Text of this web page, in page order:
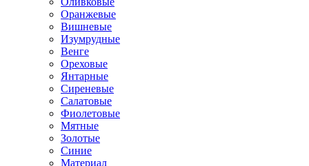
Оранжевые
Вишневые
Изумрудные
Венге
Ореховые
Янтарные
Сиреневые
Салатовые
Фиолетовые
Мятные
Золотые
Синие
Материал